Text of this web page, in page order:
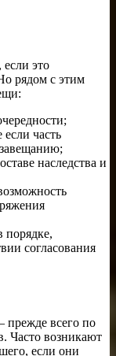
это
рядом с этим
часть
наследства и
порядке,
согласования
прежде всего по
Часто возникают
если они